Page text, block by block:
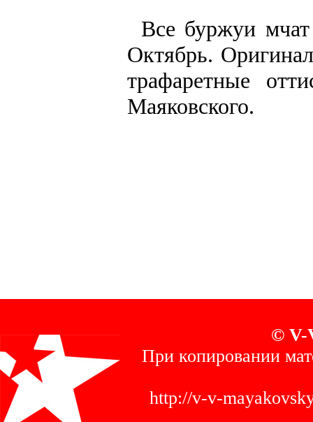
Все буржуи
Октябрь.
трафаретные
Маяковского.
© V-
При копировании
http://v-v-